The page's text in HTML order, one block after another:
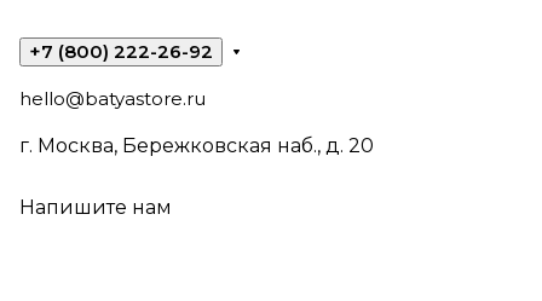
+7 (800) 222-26-92
hello@batyastore.ru
г. Москва, Бережковская наб., д. 20
Напишите нам